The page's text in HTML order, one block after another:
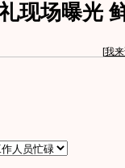
现场曝光
[我